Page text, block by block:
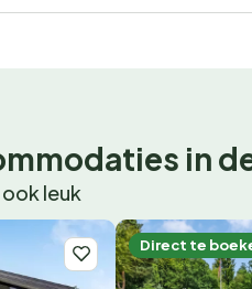
in
leuk
Direct te